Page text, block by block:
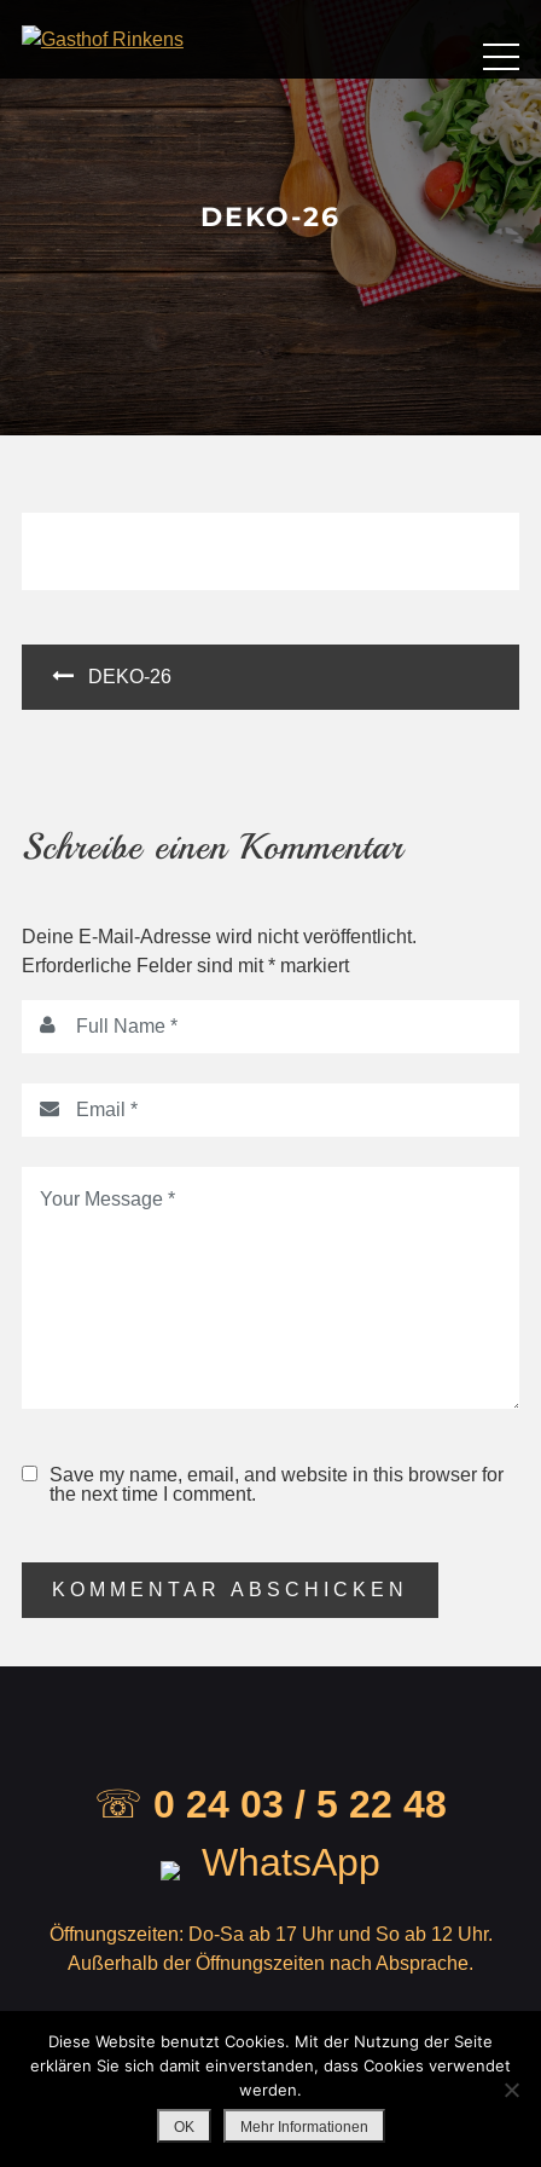
DEKO-26
Beitragsnavigation
DEKO-26
Schreibe einen Kommentar
Deine E-Mail-Adresse wird nicht veröffentlicht.
Erforderliche Felder sind mit*markiert
Save my name, email, and website in this browser for
the next time I comment.
☏ 0 24 03 / 5 22 48
WhatsApp
Öffnungszeiten: Do-Sa ab 17 Uhr und So ab 12 Uhr.
Außerhalb der Öffnungszeiten nach Absprache.
Technische Umsetzung:mcconn.de
Yummy by Theme Palace
Diese Website benutzt Cookies. Mit der Nutzung der Seite
erklären Sie sich damit einverstanden, dass Cookies verwendet
werden.
OK Mehr Informationen